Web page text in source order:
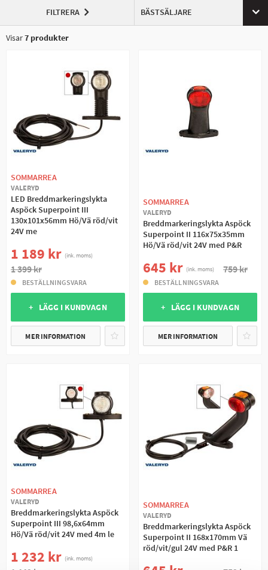
FILTRERA BÄSTSÄLJARE
Visar7 produkter
SOMMARREA
VALERYD
LED Breddmarkeringslykta
Aspöck Superpoint III
130x101x56mm Hö/Vä röd/vit
24V me
1 189 kr (ink. moms)
1 399 kr
BESTÄLLNINGSVARA
+ LÄGG I KUNDVAGN
MER INFORMATION
SOMMARREA
VALERYD
Breddmarkeringslykta Aspöck
Superpoint II 116x75x35mm
Hö/Vä röd/vit 24V med P&R
645 kr (ink. moms) 759 kr
BESTÄLLNINGSVARA
+ LÄGG I KUNDVAGN
MER INFORMATION
SOMMARREA
VALERYD
Breddmarkeringslykta Aspöck
Superpoint III 98,6x64mm
Hö/Vä röd/vit 24V med 4m le
1 232 kr (ink. moms)
SOMMARREA
VALERYD
Breddmarkeringslykta Aspöck
Superpoint II 168x170mm Vä
röd/vit/gul 24V med P&R 1